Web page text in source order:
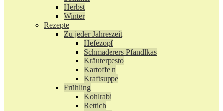
Herbst
Winter
Rezepte
Zu jeder Jahreszeit
Hefezopf
Schmaderers Pfandlkas
Kräuterpesto
Kartoffeln
Kraftsuppe
Frühling
Kohlrabi
Rettich